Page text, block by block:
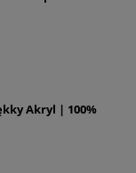
Akryl | 100%